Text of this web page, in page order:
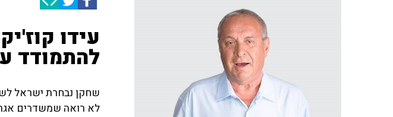
עידו
להתמודד
שחקן נבחרת ישראל
לא רואה שמשדרים